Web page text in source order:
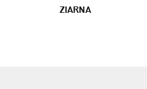
ZIARNA